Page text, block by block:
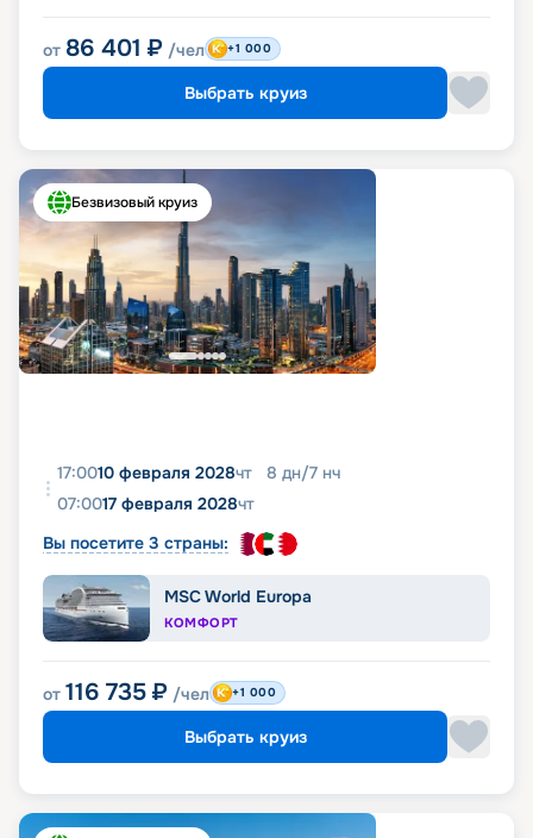
от 86 401 ₽ /чел +1 000
Выбрать круиз
Безвизовый круиз
17:0010 февраля 2028чт 8 дн/7 нч
07:0017 февраля 2028чт
Вы посетите 3 страны:
MSC World Europa
КОМФОРТ
от 116 735 ₽ /чел +1 000
Выбрать круиз